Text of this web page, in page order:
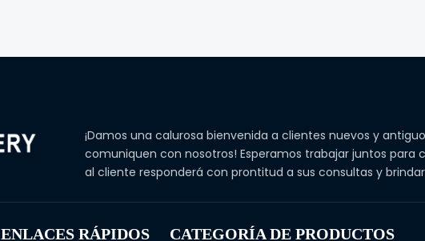
¡Damos una calurosa bienvenida a clientes nuevos y
comuniquen con nosotros! Esperamos trabajar juntos
al cliente responderá con prontitud a sus consultas y
ENLACES RÁPIDOS CATEGORÍA DE PRODUCTOS